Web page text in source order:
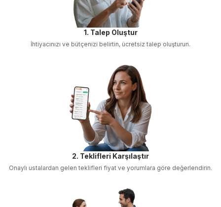
1. Talep Oluştur
İhtiyacınızı ve bütçenizi belirtin, ücretsiz talep oluşturun.
2. Teklifleri Karşılaştır
Onaylı ustalardan gelen teklifleri fiyat ve yorumlara göre değerlendirin.